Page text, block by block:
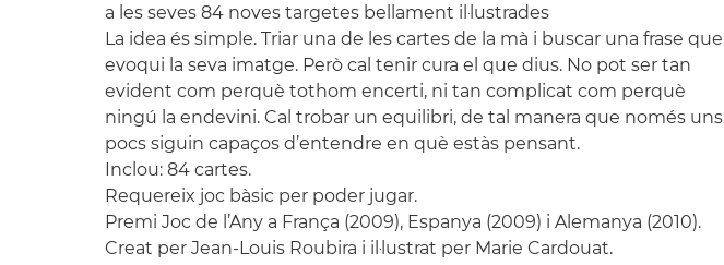
a les seves 84 noves targetes bellament il·lustrades
La idea és simple. Triar una de les cartes de la mà i buscar una frase que
evoqui la seva imatge. Però cal tenir cura el que dius. No pot ser tan
evident com perquè tothom encerti, ni tan complicat com perquè
ningú la endevini. Cal trobar un equilibri, de tal manera que només uns
pocs siguin capaços d’entendre en què estàs pensant.
Inclou: 84 cartes.
Requereix joc bàsic per poder jugar.
Premi Joc de l’Any a França (2009), Espanya (2009) i Alemanya (2010).
Creat per Jean-Louis Roubira i il·lustrat per Marie Cardouat.